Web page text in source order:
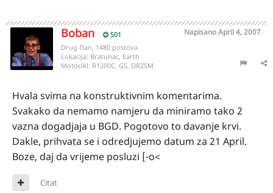
Boban 501 NapisanoApril 4, 2007
Drug član, 1480 postova
Lokacija: Bratunac, Earth
Motocikl: R1200C, GS, DRZSM
Hvala svima na konstruktivnim komentarima.
Svakako da nemamo namjeru da miniramo tako 2
vazna dogadjaja u BGD. Pogotovo to davanje krvi.
Dakle, prihvata se i odredjujemo datum za 21 April.
Boze, daj da vrijeme posluzi [-o<
Citat